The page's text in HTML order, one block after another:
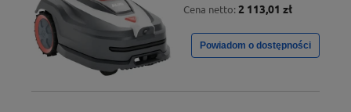
Cena netto: 2 113,01 zł
Powiadom o dostępności